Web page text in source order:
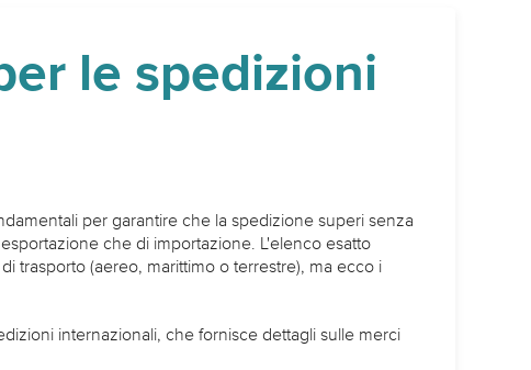
le spedizioni
per garantire che la spedizione superi senza
che di importazione. L'elenco esatto
trasporto (aereo, marittimo o terrestre), ma ecco i
internazionali, che fornisce dettagli sulle merci